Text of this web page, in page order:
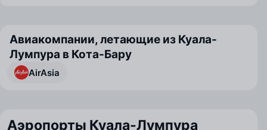
Авиакомпании, летающие из Куала-
Лумпура в Кота-Бару
AirAsia
Аэропорты Куала-Лумпура